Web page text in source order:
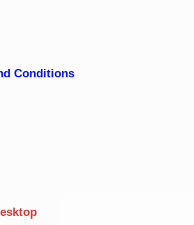
Conditions